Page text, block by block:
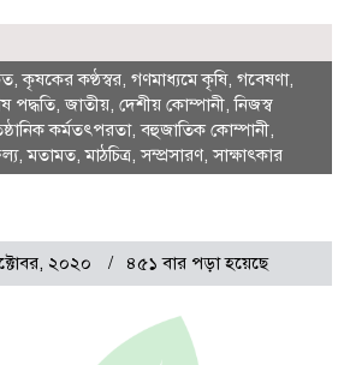
,কৃষকের কণ্ঠস্বর, গণমাধ্যমে কৃষি, গবেষণা,
পদ্ধতি,জাতীয়, দেশীয় কোম্পানী,নিজস্ব
কর্মতৎপরতা,বহুজাতিক কোম্পানী,
,মতামত,মাঠচিত্র,সম্প্রসারণ,সাক্ষাৎকার
২০২০ ৪৫১ বার পড়া হয়েছে